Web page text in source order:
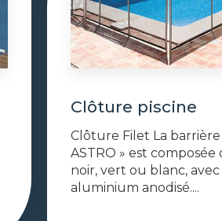
Clôture piscine
Clôture Filet La
ASTRO » est
noir, vert ou blanc,
aluminium anodisé....